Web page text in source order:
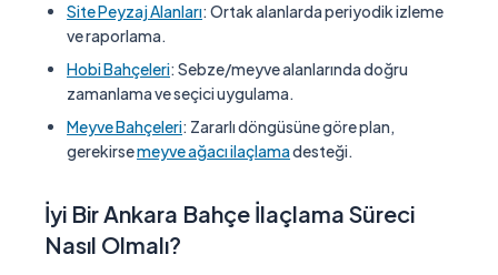
Site Peyzaj Alanları: Ortak alanlarda periyodik izleme
ve raporlama.
Hobi Bahçeleri: Sebze/meyve alanlarında doğru
zamanlama ve seçici uygulama.
Meyve Bahçeleri: Zararlı döngüsüne göre plan,
gerekirsemeyve ağacı ilaçlamadesteği.
İyi Bir Ankara Bahçe İlaçlama Süreci
Nasıl Olmalı?